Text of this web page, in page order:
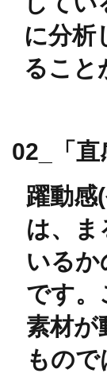
に分析
ること
02_​「直
躍動感
は、ま
いるか
です。
素材が
もの